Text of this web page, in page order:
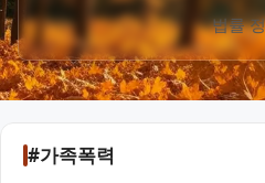
법률
#가족폭력